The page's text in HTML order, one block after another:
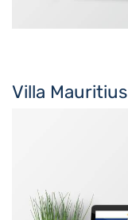
Villa Mauritius